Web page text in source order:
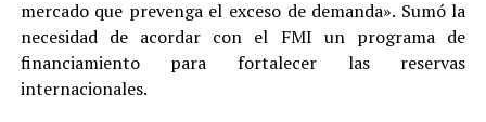
mercado que prevenga el exceso de demanda». Sumó la
necesidad de acordar con el FMI un programa de
financiamiento para fortalecer las reservas
internacionales.